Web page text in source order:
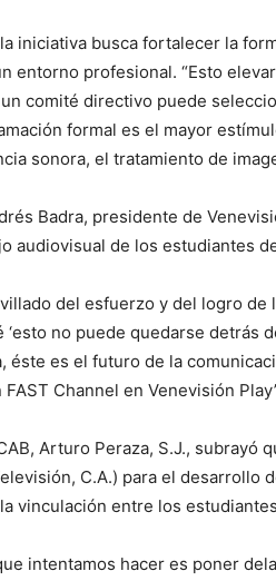
iniciativa busca fortalecer la
entorno profesional. “Esto
comité directivo puede
formal es el mayor
sonora, el tratamiento de
Badra, presidente de
audiovisual de los estudiantes
del esfuerzo y del logro
‘esto no puede quedarse detrás
éste es el futuro de la
Channel en Venevisión
Arturo Peraza, S.J., subrayó
C.A.) para el desarrollo
vinculación entre los
intentamos hacer es poner